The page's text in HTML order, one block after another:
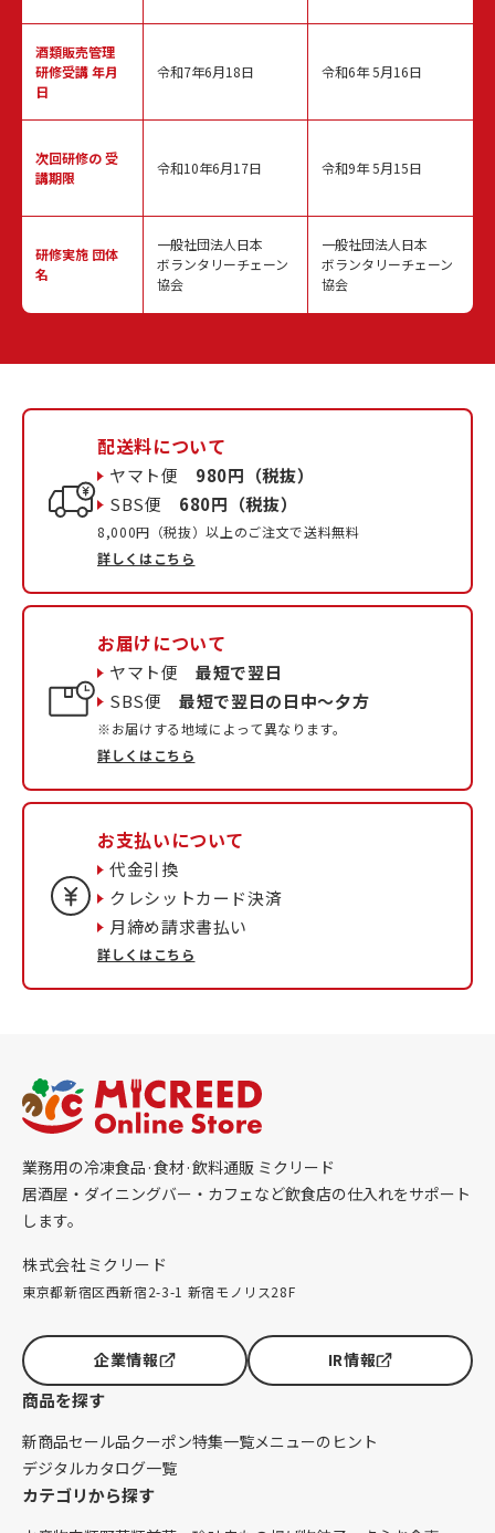
酒類販売管理
研修受講 年月
日
次回研修の受
講期限
研修実施 団体
名
令和7年6月18日
令和10年6月17日
一般社団法人日本
ボランタリーチェーン
協会
令和6年 5月16日
令和9年 5月15日
一般社団法人日本
ボランタリーチェーン
協会
配送料について
ヤマト便 980円（税抜）
SBS便 680円（税抜）
8,000円（税抜）以上のご注文で送料無料
詳しくはこちら
お届けについて
ヤマト便最短で翌日
SBS便最短で翌日の日中〜夕方
※お届けする地域によって異なります。
詳しくはこちら
お支払いについて
代金引換
クレシットカード決済
月締め請求書払い
詳しくはこちら
業務用の冷凍食品·食材·飲料通販 ミクリード
居酒屋・ダイニングバー・カフェなど飲食店の仕入れをサポート
します。
株式会社ミクリード
東京都新宿区西新宿2-3-1 新宿モノリス28F
企業情報 IR情報
商品を探す
新商品セール品クーポン特集一覧メニューのヒント
デジタルカタログ一覧
カテゴリから探す